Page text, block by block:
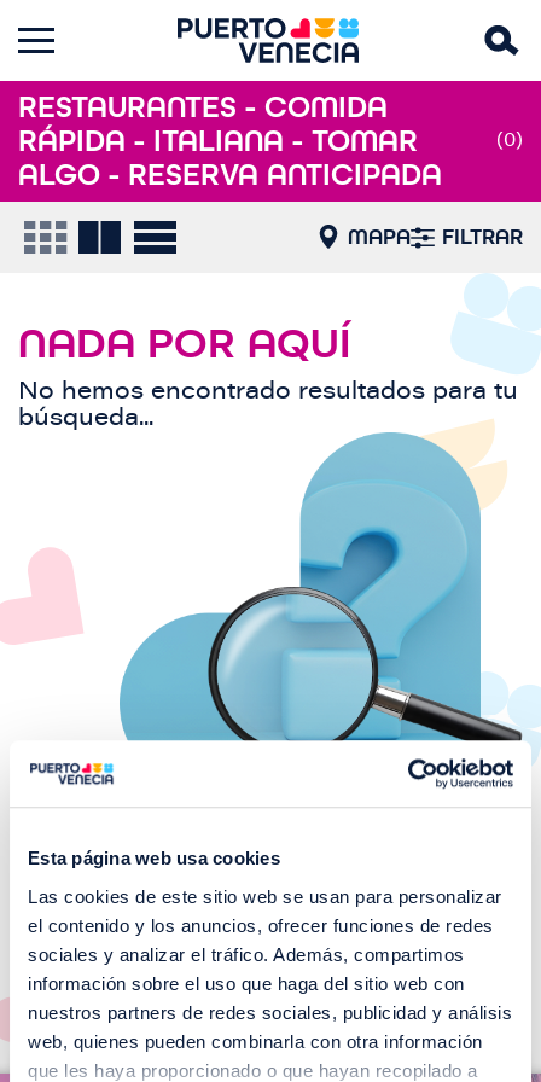
Esta página web usa cookies
Las cookies de este sitio web se usan para personalizar
el contenido y los anuncios, ofrecer funciones de redes
sociales y analizar el tráfico. Además, compartimos
información sobre el uso que haga del sitio web con
nuestros partners de redes sociales, publicidad y análisis
web, quienes pueden combinarla con otra información
que les haya proporcionado o que hayan recopilado a
RESTAURANTES - COMIDA
RÁPIDA - ITALIANA - TOMAR
ALGO - RESERVA ANTICIPADA
(0)
MAPA FILTRAR
NADA POR AQUÍ
No hemos encontrado resultados para tu
búsqueda...
¡No te pierdas nuestros
EVENTOS!
Ver todos >